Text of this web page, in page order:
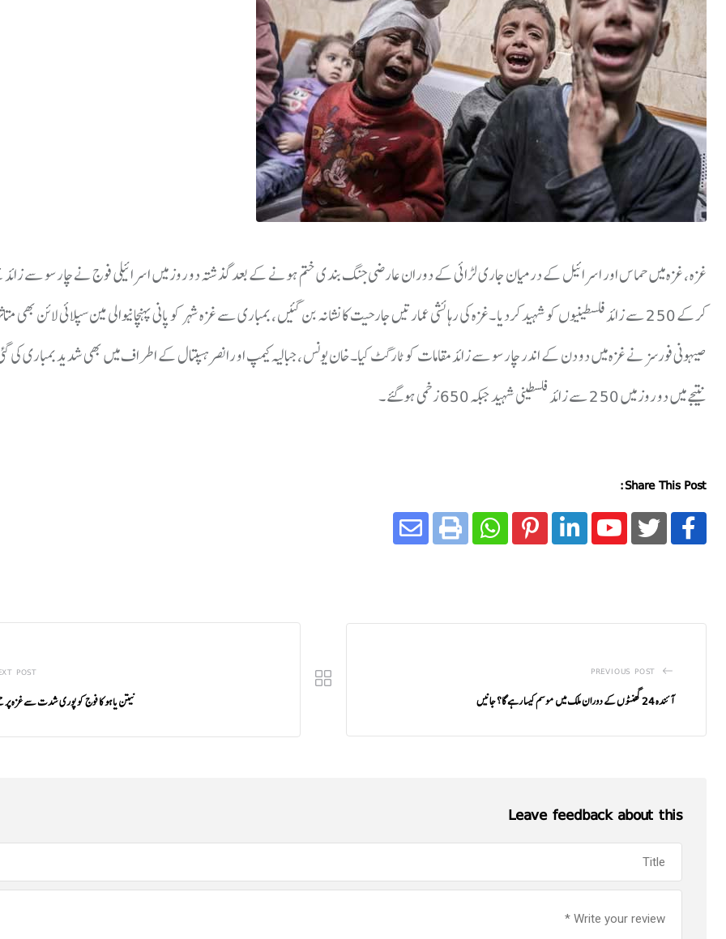
غزہ ، غزہ میں حماس اور اسرائیل کے درمیان جاری لڑائی کے دوران عارضی جنگ بند ی ختم ہونے کے بعد گذشتہ دو روز میں اسرائیلی فوج نے چار سو سے زائد
کرکے 250 سے زائد فلسطینیوں کو شہید کردیا ۔غزہ کی رہائشی عمارتیں جارحیت کا نشانہ بن گئیں ، بمباری سے غزہ شہر کو پانی پہنچانیوالی مین سپلائی لائن بھی
صیہونی فورسز نے غزہ میں دو دن کے اندر چار سو سے زائد مقامات کو ٹارگٹ کیا۔خان یونس ،جبالیہ کیمپ او رانصر ہسپتال کے اطراف میں بھی شدید بمباری
نتیجے میں دو روز میں 250 سے زائد فلسطینی شہید جبکہ 650 زخمی ہوگئے ۔
Share This Post:
PREVIOUS POST
آئندہ 24 گھنٹوں کے دوران ملک میں موسم کیسا رہے گا؟ جانیں
POST
نیتن یاہو کا فوج کو پوری شدت سے غزہ پر
Leave feedback about this